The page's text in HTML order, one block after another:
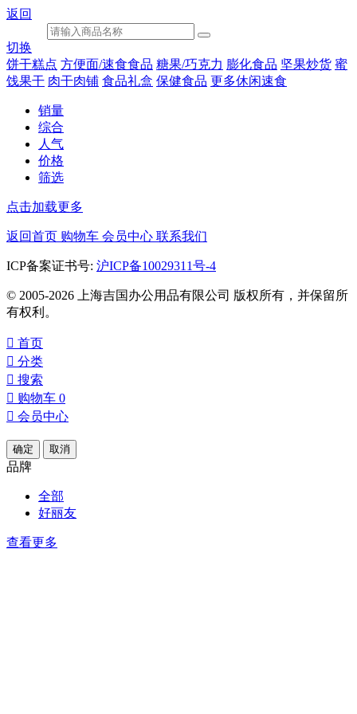
返回
切换
饼干糕点 方便面/速食食品 糖果/巧克力 膨化食品 坚果炒货 蜜
饯果干 肉干肉铺 食品礼盒 保健食品 更多休闲速食
销量
综合
人气
价格
筛选
点击加载更多
返回首页 购物车 会员中心 联系我们
ICP备案证书号: 沪ICP备10029311号-4
© 2005-2026 上海吉国办公用品有限公司 版权所有，并保留所
有权利。
 首页
 分类
 搜索
 购物车 0
 会员中心
确定 取消
品牌
全部
好丽友
查看更多